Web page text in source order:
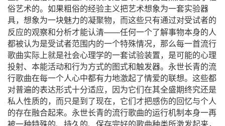
俗艺术的。如果粗俗的经验主义把艺术想象为一套实验器
具，想象为一块魅力的凝聚物，而这些只有通过对受试者的
反应的观察和分析才能认清——任何一个了解事物本身的人
都被认为是受试者范围内的一个特殊情况，那么每一首流行
歌曲实际上就是社会心理学的一套试验装置，是可能的心理
投射、本能活动和行为方式的图式和触发器。永世长青的流
行歌曲在每一个人心中都有力地激起了情爱的联想。这些都
对普遍的表达形式十分适应，因为它们在其全盛期终究还是
私人性质的，而只是到了现在，它们才把感伤的回忆与个人
的存在融合起来。永世长青的流行歌曲的运行机制本身一再
被一种特殊的、持久的、保存完好的歌曲种类所激发起来，